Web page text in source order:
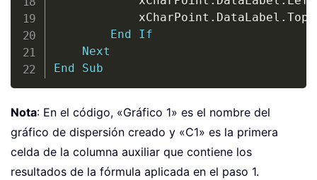
            xCharPoint
. DataLabel . Top
End
If
Next
End
Sub
Nota: En el código, «Gráfico 1» es el nombre del
gráfico de dispersión creado y «C1» es la primera
celda de la columna auxiliar que contiene los
resultados de la fórmula aplicada en el paso 1.